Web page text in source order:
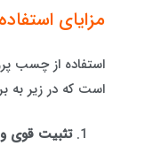
مزایای استفاده
استفاده از چسب
است که در زیر به
تثبیت قوی